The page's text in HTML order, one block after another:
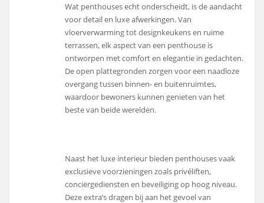
Wat penthouses echt onderscheidt, is de aandacht
voor detail en luxe afwerkingen. Van
vloerverwarming tot designkeukens en ruime
terrassen, elk aspect van een penthouse is
ontworpen met comfort en elegantie in gedachten.
De open plattegronden zorgen voor een naadloze
overgang tussen binnen- en buitenruimtes,
waardoor bewoners kunnen genieten van het
beste van beide werelden.
Naast het luxe interieur bieden penthouses vaak
exclusieve voorzieningen zoals privéliften,
conciërgediensten en beveiliging op hoog niveau.
Deze extra’s dragen bij aan het gevoel van